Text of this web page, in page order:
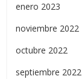
enero 2023
noviembre 2022
octubre 2022
septiembre 2022